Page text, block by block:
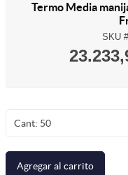
Termo Media
SKU
Cant: 50
Agregar al carrito